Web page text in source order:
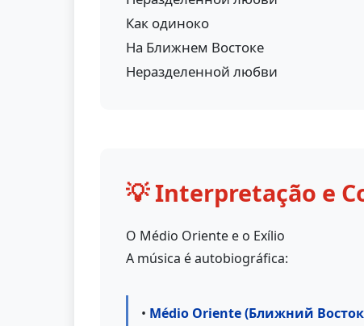
Как одиноко
На Ближнем Востоке
Неразделенной любви
💡 Interpretação e
O Médio Oriente e o Exílio
A música é autobiográfica:
• Médio Oriente (Ближний